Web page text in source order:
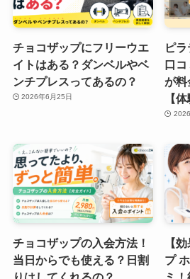
チョコザップにフリーウエ
イトはある？ダンベルやベ
ンチプレスってあるの？
2026年6月25日
ピ
口
が料
【
チョコザップの入会方法！
当日からでも使える？日割
【
プ